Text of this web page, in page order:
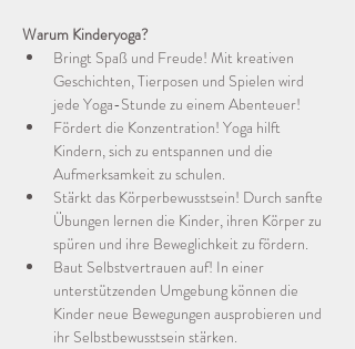
Warum Kinderyoga?
Bringt Spaß und Freude! Mit kreativen
Geschichten, Tierposen und Spielen wird
jede Yoga-Stunde zu einem Abenteuer!
Fördert die Konzentration! Yoga hilft
Kindern, sich zu entspannen und die
Aufmerksamkeit zu schulen.
Stärkt das Körperbewusstsein! Durch sanfte
Übungen lernen die Kinder, ihren Körper zu
spüren und ihre Beweglichkeit zu fördern.
Baut Selbstvertrauen auf! In einer
unterstützenden Umgebung können die
Kinder neue Bewegungen ausprobieren und
ihr Selbstbewusstsein stärken.